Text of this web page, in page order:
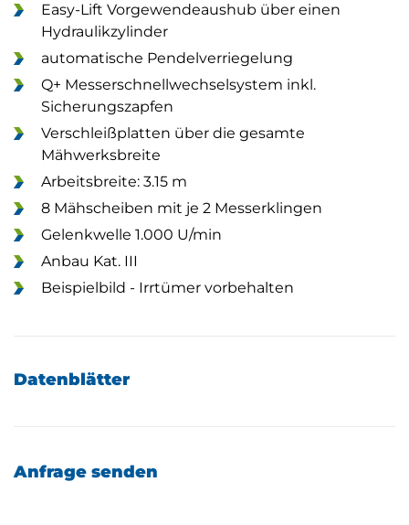
Easy-Lift Vorgewendeaushub über einen
Hydraulikzylinder
automatische Pendelverriegelung
Q+ Messerschnellwechselsystem inkl.
Sicherungszapfen
Verschleißplatten über die gesamte
Mähwerksbreite
Arbeitsbreite: 3.15 m
8 Mähscheiben mit je 2 Messerklingen
Gelenkwelle 1.000 U/min
Anbau Kat. III
Beispielbild - Irrtümer vorbehalten
Datenblätter
Anfrage senden